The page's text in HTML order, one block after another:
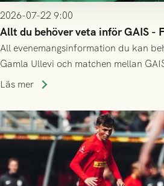
2026-07-22 9:00
Allt du behöver veta inför GAIS -
All evenemangsinformation du kan
Gamla Ullevi och matchen mellan
kvalet till Conference League!
Läs mer